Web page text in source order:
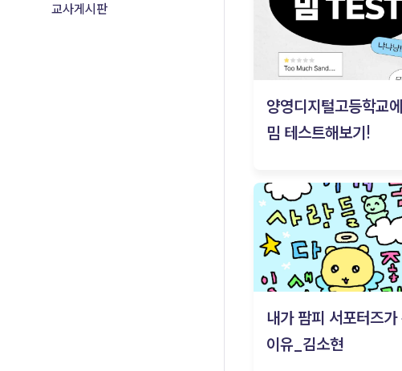
교사게시판
양영디지털고등학교
밈 테스트해보기!
내가 팜피 서포터즈가
이유_김소현